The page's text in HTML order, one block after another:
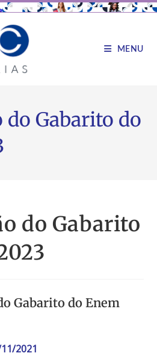
MENU
do Gabarito do
do Gabarito
Gabarito do Enem
2021